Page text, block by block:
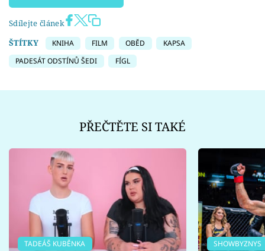
Sdílejte článek
ŠTÍTKY
KNIHA FILM OBĚD
KAPSA
PADESÁT ODSTÍNŮ ŠEDI
FÍGL
PŘEČTĚTE SI TAKÉ
TADEÁŠ KUBĚNKA SHOWBYZNYS